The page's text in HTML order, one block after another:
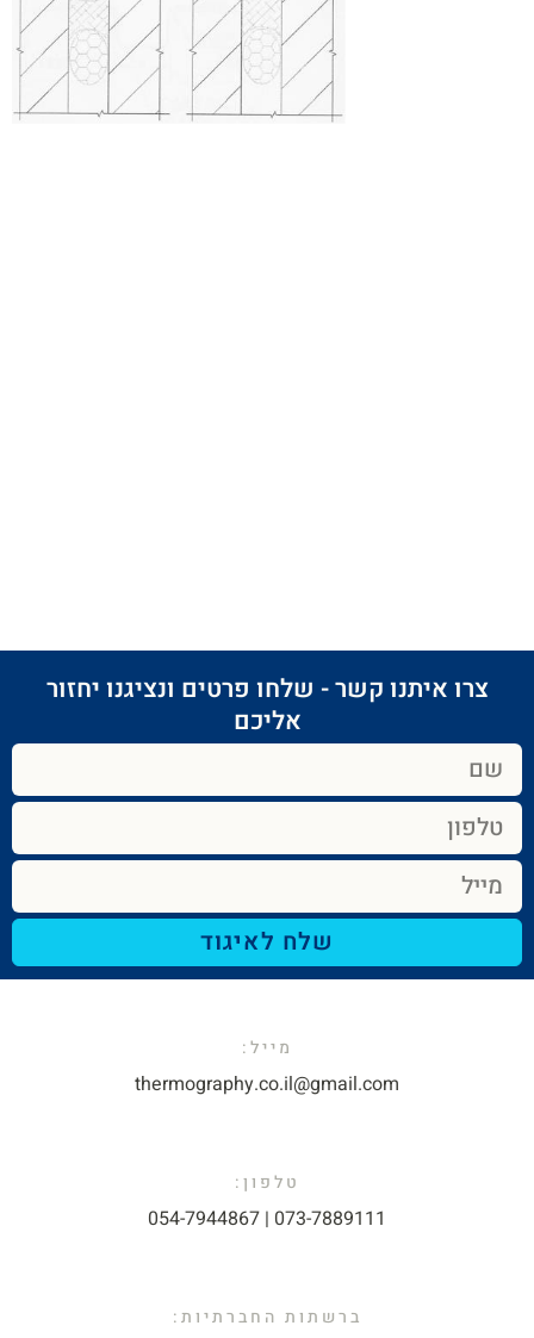
צרו איתנו קשר - שלחו פרטים ונציגנו יחזור
אליכם​
שלח לאיגוד
מייל:​
thermography.co.il@gmail.com​
טלפון:
073-7889111 | 054-7944867​
ברשתות החברתיות: